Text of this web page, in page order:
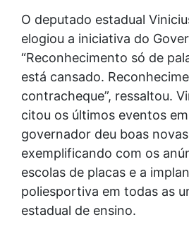
O deputado estadual
elogiou a iniciativa do
“Reconhecimento só de
está cansado.
contracheque”, ressaltou.
citou os últimos eventos
governador deu boas
exemplificando com os
escolas de placas e a
poliesportiva em todas as
estadual de ensino.